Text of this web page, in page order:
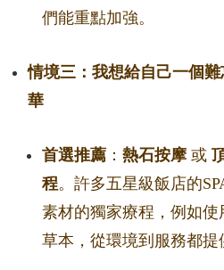
們能重點加強。
情境三：我想給自己一個
華
首選推薦 ： 熱石按摩或
程。許多五星級飯店的
素材的獨家療程，例如
草本，從環境到服務都提